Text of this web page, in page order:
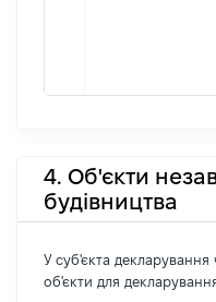
4. Об'єкти
будівництва
У суб'єкта декларування
об'єкти для